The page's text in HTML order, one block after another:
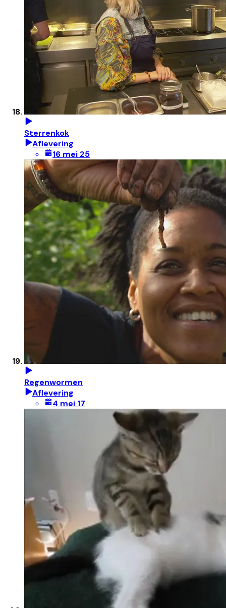
Sterrenkok
Aflevering
16 mei 25
Regenwormen
Aflevering
4 mei 17